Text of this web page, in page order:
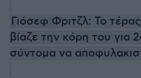
Γιόσεφ Φριτζλ: To
βίαζε την κόρη του για
σύντομα να